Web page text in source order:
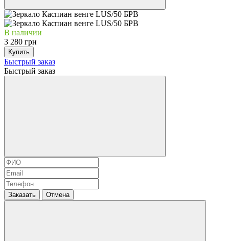
В наличии
3 280 грн
Купить
Быстрый заказ
Быстрый заказ
Заказать Отмена